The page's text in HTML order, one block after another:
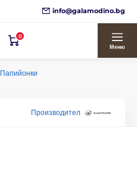
info@galamodino.bg
0
Меню
Папийонки
Производител